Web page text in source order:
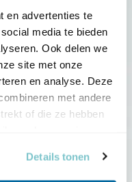
en advertenties te
media te bieden
Ook delen we
site met onze
en analyse. Deze
met andere
of die ze hebben
Details tonen